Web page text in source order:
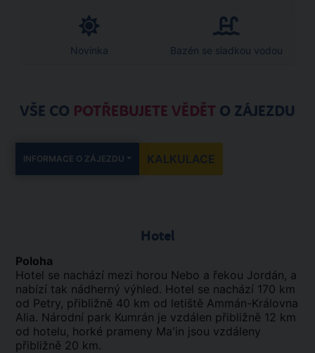
Novinka Bazén se sladkou vodou
VŠE CO POTŘEBUJETE VĚDĚT O ZÁJEZDU
INFORMACE O ZÁJEZDU KALKULACE
Hotel
Poloha
Hotel se nachází mezi horou Nebo a řekou Jordán, a
nabízí tak nádherný výhled. Hotel se nachází 170 km
od Petry, přibližně 40 km od letiště Ammán-Královna
Alia. Národní park Kumrán je vzdálen přibližně 12 km
od hotelu, horké prameny Ma'in jsou vzdáleny
přibližně 20 km.